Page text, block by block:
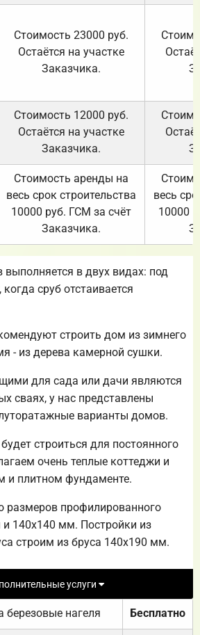
Стоимость 23000 руб.
Остаётся на участке
Заказчика.
Стоимость 12000 руб.
Остаётся на участке
Заказчика.
Стоимость аренды на
весь срок строительства
10000 руб. ГСМ за счёт
Заказчика.
весь
10000
в двух видах: под
сруб отстаивается
строить дом из зимнего
- из дерева камерной сушки.
для сада или дачи являются
сваях, у нас представлены
варианты домов.
строиться для постоянного
очень теплые коттеджи и
и плитном фундаменте.
размеров профилированного
140х140 мм. Постройки из
строим из бруса 140х190 мм.
услуги
березовые нагеля Бесплатно